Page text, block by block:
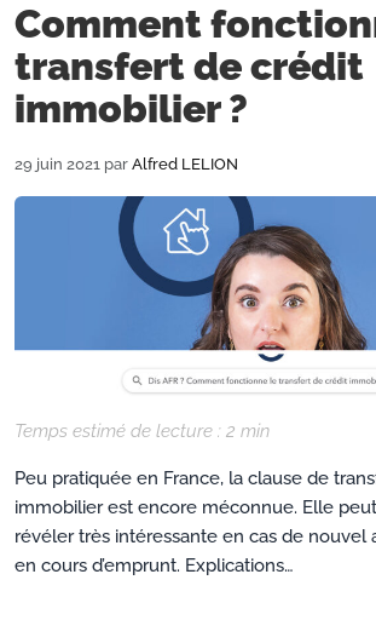
Comment
transfert de crédit
immobilier ?
29 juin 2021 par Alfred LELION
Temps estimé de lecture : 2 min
Peu pratiquée en France, la clause de
immobilier est encore méconnue. Elle
révéler très intéressante en cas de nouvel
en cours d’emprunt. Explications…